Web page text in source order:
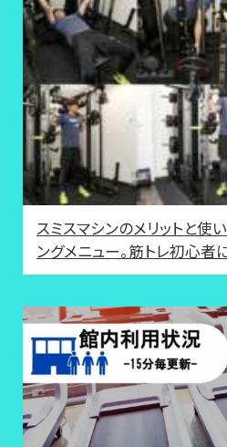
スミスマシンのメリットと使
ングメニュー。筋トレ初心者